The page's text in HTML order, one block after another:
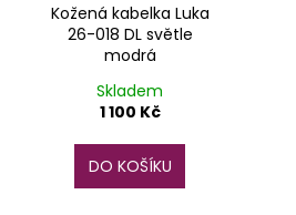
Kožená kabelka Luka
26-018 DL světle
modrá
Skladem
1 100 Kč
DO KOŠÍKU